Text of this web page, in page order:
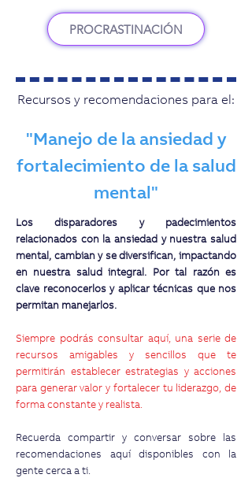
PROCRASTINACIÓN
Recursos y recomendaciones para el:
"Manejo de la ansiedad y
fortalecimiento de la salud
mental"
Los disparadores y padecimientos
relacionados con la ansiedad y nuestra salud
mental, cambian y se diversifican, impactando
en nuestra salud integral. Por tal razón es
clave reconocerlos y aplicar técnicas que nos
permitan manejarlos.
Siempre podrás consultar aquí, una serie de
recursos amigables y sencillos que te
permitirán establecer estrategias y acciones
para generar valor y fortalecer tu liderazgo, de
forma constante y realista.
Recuerda compartir y conversar sobre las
recomendaciones aquí disponibles con la
gente cerca a ti.